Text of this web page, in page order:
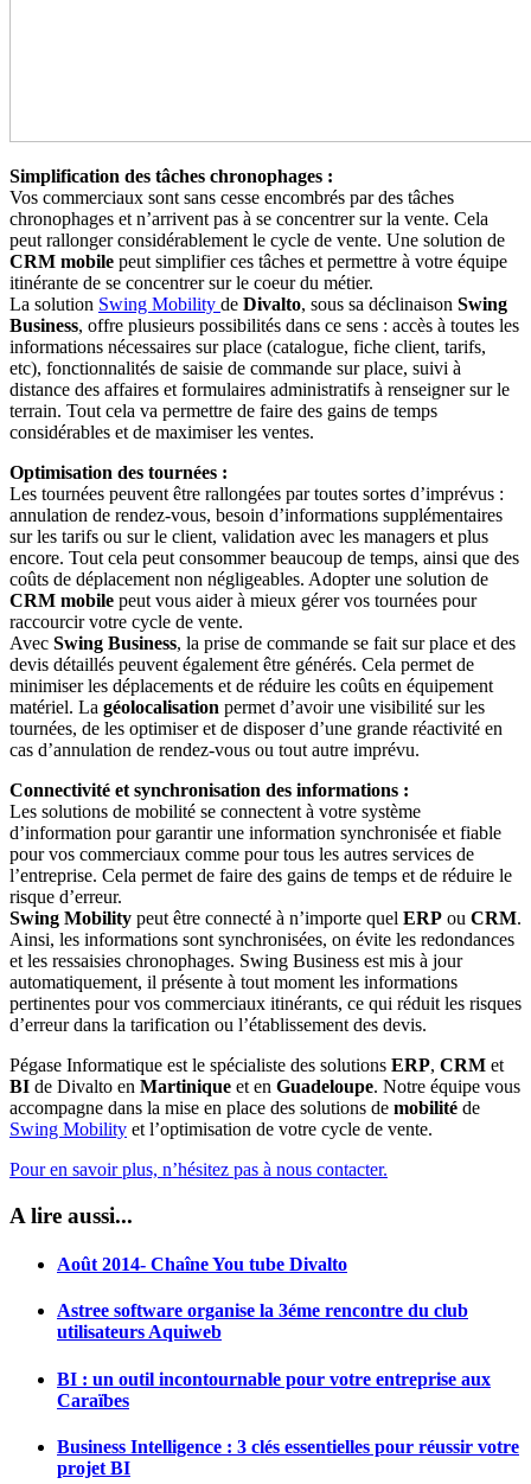
Simplification des tâches chronophages :
Vos commerciaux sont sans cesse encombrés par des tâches
chronophages et n’arrivent pas à se concentrer sur la vente. Cela
peut rallonger considérablement le cycle de vente. Une solution de
CRM mobile peut simplifier ces tâches et permettre à votre équipe
itinérante de se concentrer sur le coeur du métier.
La solution Swing Mobility de Divalto, sous sa déclinaison Swing
Business, offre plusieurs possibilités dans ce sens : accès à toutes les
informations nécessaires sur place (catalogue, fiche client, tarifs,
etc), fonctionnalités de saisie de commande sur place, suivi à
distance des affaires et formulaires administratifs à renseigner sur le
terrain. Tout cela va permettre de faire des gains de temps
considérables et de maximiser les ventes.
Optimisation des tournées :
Les tournées peuvent être rallongées par toutes sortes d’imprévus :
annulation de rendez-vous, besoin d’informations supplémentaires
sur les tarifs ou sur le client, validation avec les managers et plus
encore. Tout cela peut consommer beaucoup de temps, ainsi que des
coûts de déplacement non négligeables. Adopter une solution de
CRM mobile peut vous aider à mieux gérer vos tournées pour
raccourcir votre cycle de vente.
Avec Swing Business, la prise de commande se fait sur place et des
devis détaillés peuvent également être générés. Cela permet de
minimiser les déplacements et de réduire les coûts en équipement
matériel. La géolocalisation permet d’avoir une visibilité sur les
tournées, de les optimiser et de disposer d’une grande réactivité en
cas d’annulation de rendez-vous ou tout autre imprévu.
Connectivité et synchronisation des informations :
Les solutions de mobilité se connectent à votre système
d’information pour garantir une information synchronisée et fiable
pour vos commerciaux comme pour tous les autres services de
l’entreprise. Cela permet de faire des gains de temps et de réduire le
risque d’erreur.
Swing Mobility peut être connecté à n’importe quel ERP ou CRM.
Ainsi, les informations sont synchronisées, on évite les redondances
et les ressaisies chronophages. Swing Business est mis à jour
automatiquement, il présente à tout moment les informations
pertinentes pour vos commerciaux itinérants, ce qui réduit les risques
d’erreur dans la tarification ou l’établissement des devis.
Pégase Informatique est le spécialiste des solutions ERP, CRM et
BI de Divalto en Martinique et en Guadeloupe. Notre équipe vous
accompagne dans la mise en place des solutions de mobilité de
Swing Mobility et l’optimisation de votre cycle de vente.
Pour en savoir plus, n’hésitez pas à nous contacter.
A lire aussi...
Août 2014- Chaîne You tube Divalto
Astree software organise la 3éme rencontre du club
utilisateurs Aquiweb
BI : un outil incontournable pour votre entreprise aux
Caraïbes
Business Intelligence : 3 clés essentielles pour réussir votre
projet BI